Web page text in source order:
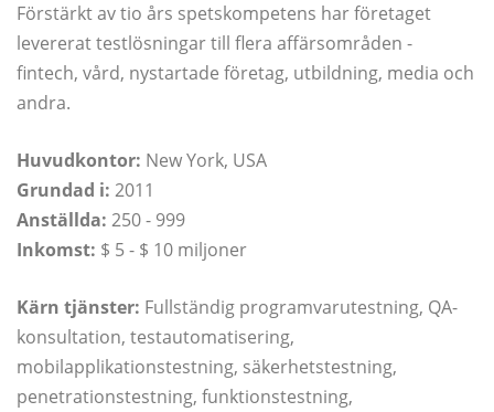
Förstärkt av tio års spetskompetens har företaget
levererat testlösningar till flera affärsområden -
fintech, vård, nystartade företag, utbildning, media och
andra.
Huvudkontor: New York, USA
Grundad i: 2011
Anställda: 250 - 999
Inkomst: $ 5 - $ 10 miljoner
Kärn tjänster: Fullständig programvarutestning, QA-
konsultation, testautomatisering,
mobilapplikationstestning, säkerhetstestning,
penetrationstestning, funktionstestning,